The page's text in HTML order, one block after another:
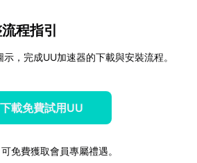
程指引
，完成UU加速器的下載與安裝流程。
下載免費試用UU
免費獲取會員專屬禮遇。